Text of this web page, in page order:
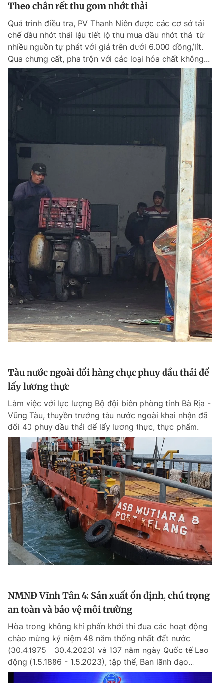
Theo chân rết thu gom nhớt thải
Quá trình điều tra, PV Thanh Niên được các cơ sở tái
chế dầu nhớt thải lậu tiết lộ thu mua dầu nhớt thải từ
nhiều nguồn tự phát với giá trên dưới 6.000 đồng/lít.
Qua chưng cất, pha trộn với các loại hóa chất không...
Tàu nước ngoài đổi hàng chục phuy dầu thải để
lấy lương thực
Làm việc với lực lượng Bộ đội biên phòng tỉnh Bà Rịa -
Vũng Tàu, thuyền trưởng tàu nước ngoài khai nhận đã
đổi 40 phuy dầu thải để lấy lương thực, thực phẩm.
NMNĐ Vĩnh Tân 4: Sản xuất ổn định, chú trọng
an toàn và bảo vệ môi trường
Hòa trong không khí phấn khởi thi đua các hoạt động
chào mừng kỷ niệm 48 năm thống nhất đất nước
(30.4.1975 - 30.4.2023) và 137 năm ngày Quốc tế Lao
động (1.5.1886 - 1.5.2023), tập thể, Ban lãnh đạo...